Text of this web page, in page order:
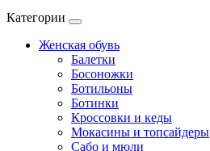
Категории
Женская обувь
Балетки
Босоножки
Ботильоны
Ботинки
Кроссовки и кеды
Мокасины и топсайдеры
Сабо и мюли